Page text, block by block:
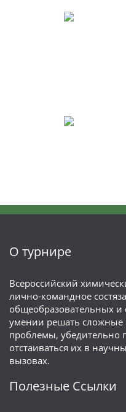
О турнире
Всероссийский
лично-командное
общеобразовательных
умении решать сложные
проблемы, убедительно
отстаиваться их в
вызовах.
Полезные Ссылки